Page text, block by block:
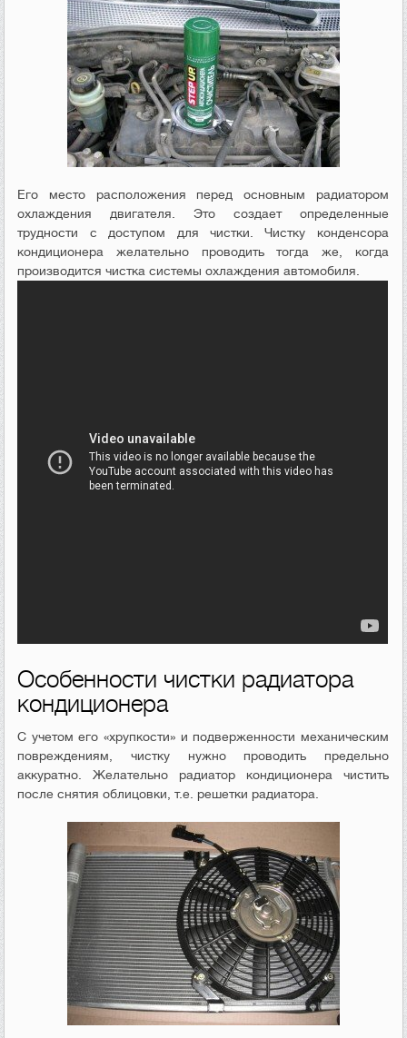
Его место расположения перед основным радиатором
охлаждения двигателя. Это создает определенные
трудности с доступом для чистки. Чистку конденсора
кондиционера желательно проводить тогда же, когда
производится чистка системы охлаждения автомобиля.
Особенности чистки радиатора
кондиционера
С учетом его «хрупкости» и подверженности механическим
повреждениям, чистку нужно проводить предельно
аккуратно. Желательно радиатор кондиционера чистить
после снятия облицовки, т.е. решетки радиатора.